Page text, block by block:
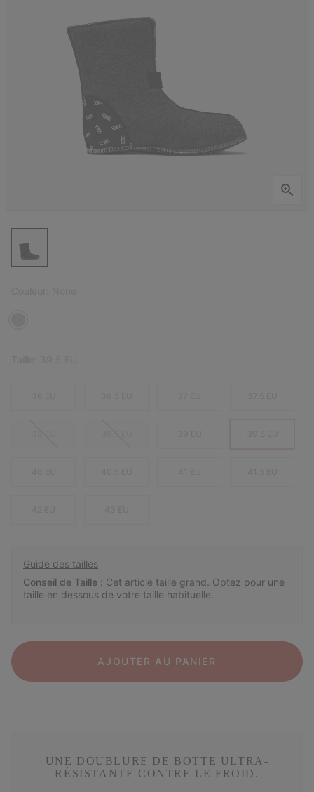
Guide des tailles
Conseil de Taille : Cet article taille grand. Optez pour une
taille en dessous de votre taille habituelle.
AJOUTER AU PANIER
UNE DOUBLURE DE BOTTE ULTRA-
RÉSISTANTE CONTRE LE FROID.